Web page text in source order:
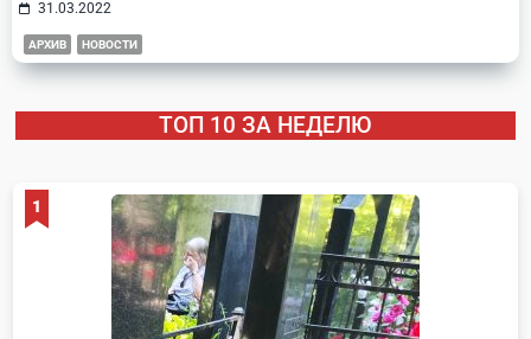
31.03.2022
АРХИВ НОВОСТИ
ТОП 10 ЗА НЕДЕЛЮ